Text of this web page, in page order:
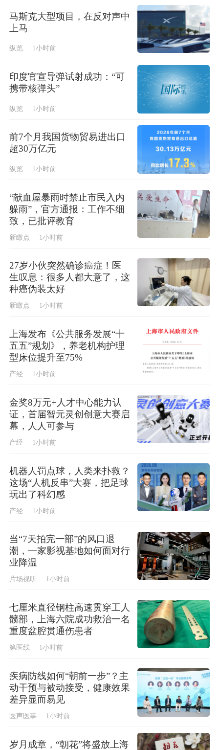
马斯克大型项目，在反对声中
上马
纵览 1小时前
印度官宣导弹试射成功：“可
携带核弹头”
纵览 1小时前
前7个月我国货物贸易进出口
超30万亿元
纵览 1小时前
“献血屋暴雨时禁止市民入内
躲雨”，官方通报：工作不细
致，已批评教育
新瞰点 1小时前
27岁小伙突然确诊癌症！医
生叹息：很多人都大意了，这
种癌伪装太好
新瞰点 1小时前
上海发布《公共服务发展“十
五五”规划》，养老机构护理
型床位提升至75%
产经 1小时前
金奖8万元+人才中心能力认
证，首届智元灵创创意大赛启
幕，人人可参与
产经 1小时前
机器人罚点球，人类来扑救？
这场“人机反串”大赛，把足球
玩出了科幻感
产经 1小时前
当“7天拍完一部”的风口退
潮，一家影视基地如何面对行
业降温
片场视听 1小时前
七厘米直径钢柱高速贯穿工人
髋部，上海六院成功救治一名
重度盆腔贯通伤患者
第医线 1小时前
疾病防线如何“朝前一步”？主
动干预与被动接受，健康效果
差异显而易见
医声医事 1小时前
岁月成章，“朝花”将盛放上海